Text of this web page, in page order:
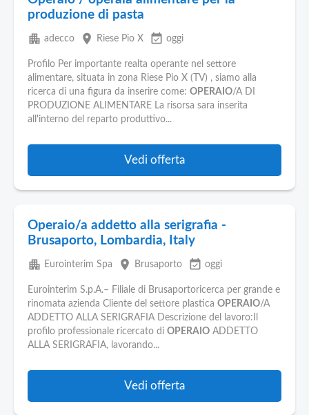
produzione di pasta
apartment adecco place Riese Pio X event_available oggi
Profilo Per importante realta operante nel settore
alimentare, situata in zona Riese Pio X (TV) , siamo alla
ricerca di una figura da inserire come: OPERAIO/A DI
PRODUZIONE ALIMENTARE La risorsa sara inserita
all'interno del reparto produttivo...
Vedi offerta
Operaio/a addetto alla serigrafia -
Brusaporto, Lombardia, Italy
apartment Eurointerim Spa place Brusaporto event_available oggi
Eurointerim S.p.A.– Filiale di Brusaportoricerca per grande e
rinomata azienda Cliente del settore plastica OPERAIO/A
ADDETTO ALLA SERIGRAFIA Descrizione del lavoro:Il
profilo professionale ricercato di OPERAIO ADDETTO
ALLA SERIGRAFIA, lavorando...
Vedi offerta